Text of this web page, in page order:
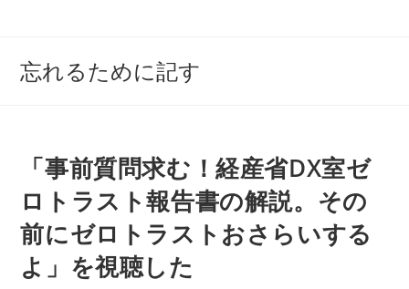
忘れるために記す
「事前質問求む！経産省DX室ゼ
ロトラスト報告書の解説。その
前にゼロトラストおさらいする
よ」を視聴した